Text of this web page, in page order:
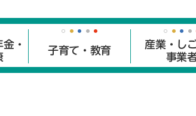
・
子育て・教育
産業・し
事業